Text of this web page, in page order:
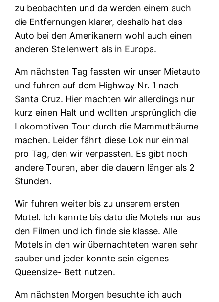
zu beobachten und da werden einem auch
die Entfernungen klarer, deshalb hat das
Auto bei den Amerikanern wohl auch einen
anderen Stellenwert als in Europa.
Am nächsten Tag fassten wir unser Mietauto
und fuhren auf dem Highway Nr. 1 nach
Santa Cruz. Hier machten wir allerdings nur
kurz einen Halt und wollten ursprünglich die
Lokomotiven Tour durch die Mammutbäume
machen. Leider fährt diese Lok nur einmal
pro Tag, den wir verpassten. Es gibt noch
andere Touren, aber die dauern länger als 2
Stunden.
Wir fuhren weiter bis zu unserem ersten
Motel. Ich kannte bis dato die Motels nur aus
den Filmen und ich finde sie klasse. Alle
Motels in den wir übernachteten waren sehr
sauber und jeder konnte sein eigenes
Queensize- Bett nutzen.
Am nächsten Morgen besuchte ich auch